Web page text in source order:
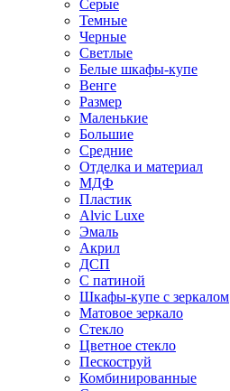
Серые
Темные
Черные
Светлые
Белые шкафы-купе
Венге
Размер
Маленькие
Большие
Средние
Отделка и материал
МДФ
Пластик
Alvic Luxe
Эмаль
Акрил
ДСП
С патиной
Шкафы-купе с зеркалом
Матовое зеркало
Стекло
Цветное стекло
Пескоструй
Комбинированные